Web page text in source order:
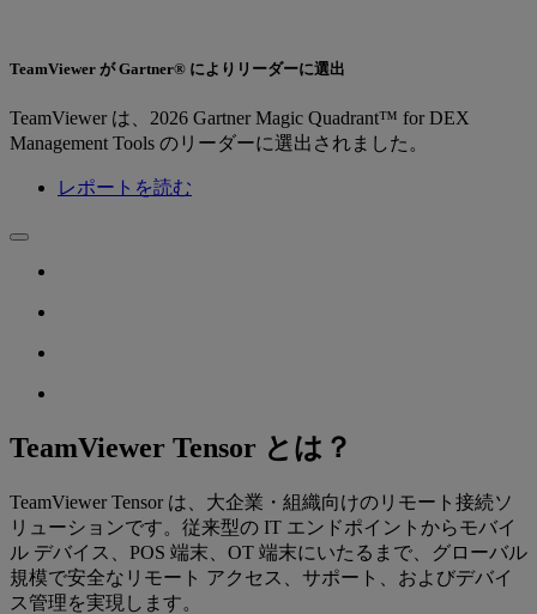
TeamViewer が Gartner® によりリーダーに選出
TeamViewer は、2026 Gartner Magic Quadrant™ for DEX
Management Tools のリーダーに選出されました。
レポートを読む
TeamViewer Tensor とは？
TeamViewer Tensor は、大企業・組織向けのリモート接続ソ
リューションです。従来型の IT エンドポイントからモバイ
ル デバイス、POS 端末、OT 端末にいたるまで、グローバル
規模で安全なリモート アクセス、サポート、およびデバイ
ス管理を実現します。